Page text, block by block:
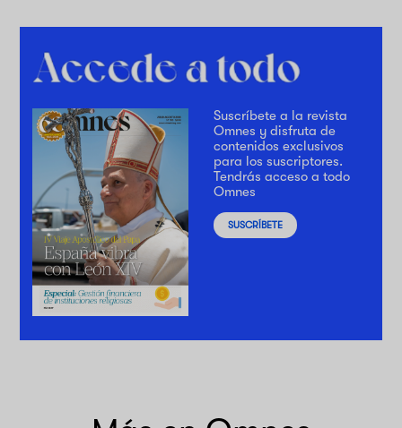
Suscríbete a la revista
Omnes y disfruta de
contenidos exclusivos
para los suscriptores.
Tendrás acceso a todo
Omnes
SUSCRÍBETE